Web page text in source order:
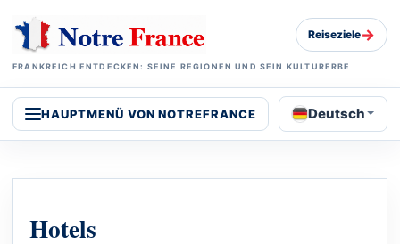
FRANKREICH ENTDECKEN: SEINE REGIONEN UND SEIN KULTURERBE
Reiseziele→
HAUPTMENÜ VON NOTREFRANCE Deutsch
Hotels